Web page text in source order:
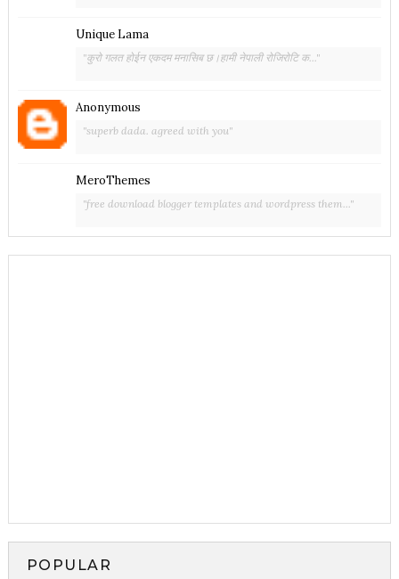
Unique Lama
"कुरो गलत होईन एकदम मनासिब छ।हामी नेपाली रोजिरोटि क..."
Anonymous
"superb dada. agreed with you"
MeroThemes
"free download blogger templates and wordpress them..."
POPULAR